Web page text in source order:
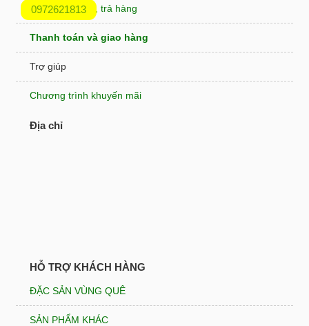
0972621813
Chính sách đổi, trả hàng
Thanh toán và giao hàng
Trợ giúp
Chương trình khuyến mãi
Địa chỉ
HỖ TRỢ KHÁCH HÀNG
ĐẶC SẢN VÙNG QUÊ
SẢN PHẨM KHÁC